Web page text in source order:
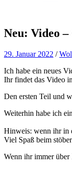
Neu: Video
29. Januar 2022 /
Ich habe ein neues
Ihr findet das Video
Den ersten Teil und
Weiterhin habe ich
Hinweis: wenn ihr in
Viel Spaß beim
Wenn ihr immer